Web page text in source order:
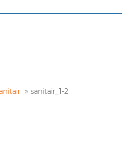
» sanitair_1-2